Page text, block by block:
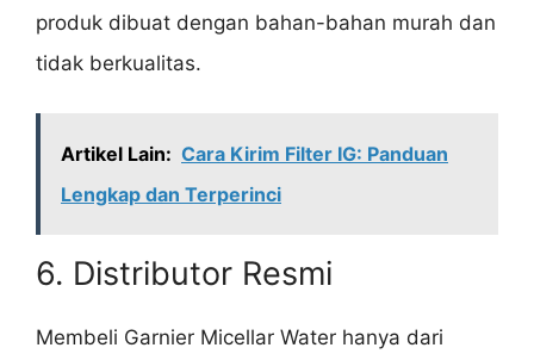
produk dibuat dengan bahan-bahan murah dan
tidak berkualitas.
Artikel Lain: Cara Kirim Filter IG: Panduan
Lengkap dan Terperinci
6. Distributor Resmi
Membeli Garnier Micellar Water hanya dari